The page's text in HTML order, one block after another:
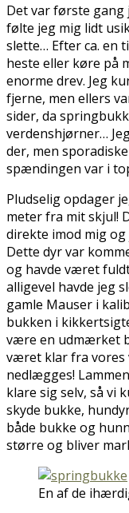
Det var første gang
følte jeg mig lidt
slette… Efter ca. en
heste eller køre på
enorme drev. Jeg
fjerne, men ellers
sider, da
verdenshjørner…
der, men
spændingen var i
Pludselig opdager
meter fra mit skjul!
direkte imod mig
Dette dyr var
og havde været
alligevel havde jeg
gamle Mauser i
bukken i
være en udmærket
været klar fra vores
nedlægges!
klare sig selv, så vi
skyde bukke,
både bukke og
større og bliver
En af de